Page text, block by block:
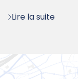
Lire la suite